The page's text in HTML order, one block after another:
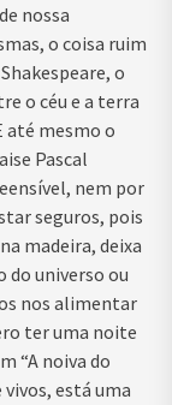
nossa
o coisa ruim
o
o céu e a terra
até mesmo o
Pascal
nem por
seguros, pois
madeira, deixa
universo ou
nos alimentar
ter uma noite
“A noiva do
está uma